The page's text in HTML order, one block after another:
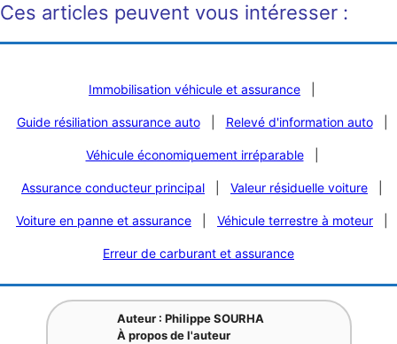
Ces articles peuvent vous intéresser :
Immobilisation véhicule et assurance
Guide résiliation assurance auto Relevé d'information auto
Véhicule économiquement irréparable
Assurance conducteur principal Valeur résiduelle voiture
Voiture en panne et assurance Véhicule terrestre à moteur
Erreur de carburant et assurance
Auteur : Philippe SOURHA
À propos de l'auteur